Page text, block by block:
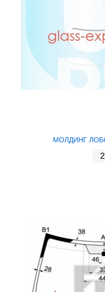
МОЛДИНГ